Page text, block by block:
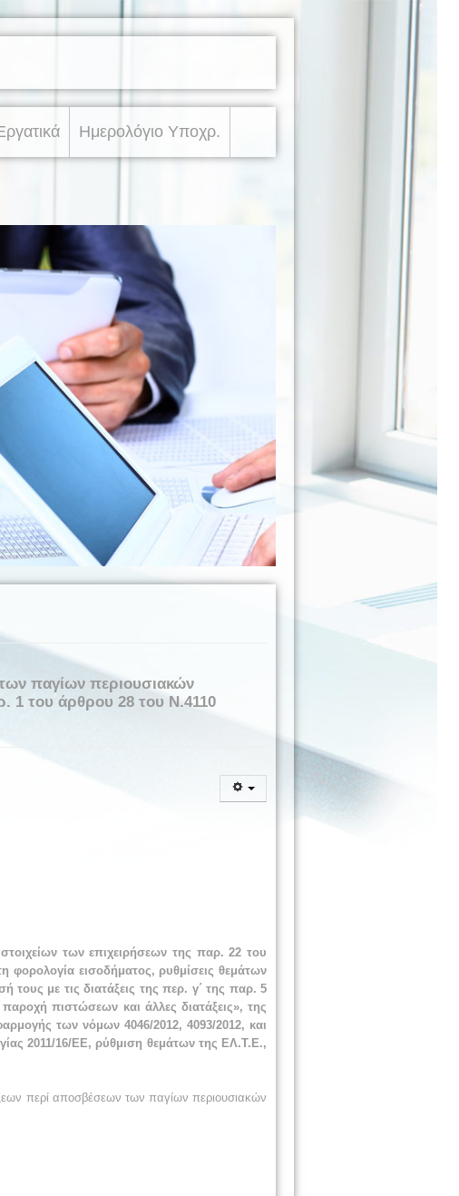
Ημερολόγιο Υποχρ.
παγίων περιουσιακών
1 του άρθρου 28 του Ν.4110
των επιχειρήσεων της παρ. 22 του
εισοδήματος, ρυθμίσεις θεμάτων
τους με τις διατάξεις της περ. γ΄ της παρ. 5
πιστώσεων και άλλες διατάξεις», της
των νόμων 4046/2012, 4093/2012, και
2011/16/ΕΕ, ρύθμιση θεμάτων της ΕΛ.Τ.Ε.,
περί αποσβέσεων των παγίων περιουσιακών